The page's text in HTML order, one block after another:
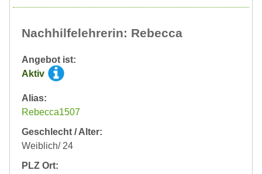
Nachhilfelehrerin: Rebecca
Angebot ist:
Aktiv
Alias:
Rebecca1507
Geschlecht / Alter:
Weiblich/ 24
PLZ Ort: